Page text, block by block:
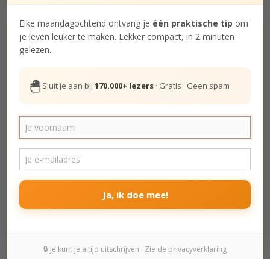
Hoe gelukkig ben jij echt? Doe de test.
De Gelukstest
Oneens
Elke maandagochtend ontvang je één praktische tip om
je leven leuker te maken. Lekker compact, in 2 minuten
gelezen.
🐣 Sluit je aan bij 170.000+ lezers · Gratis · Geen spam
Ja, ik doe mee!
🔒 Je kunt je altijd uitschrijven · Zie de privacyverklaring